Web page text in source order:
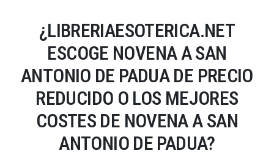
¿LIBRERIAESOTERICA.NET
ESCOGE NOVENA A SAN
ANTONIO DE PADUA DE PRECIO
REDUCIDO O LOS MEJORES
COSTES DE NOVENA A SAN
ANTONIO DE PADUA?